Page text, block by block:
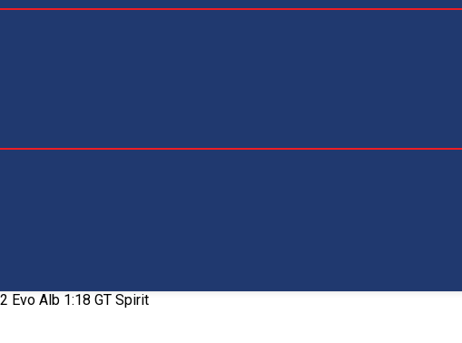
Evo Alb 1:18 GT Spirit